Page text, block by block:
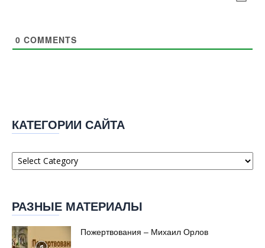
0 COMMENTS
КАТЕГОРИИ САЙТА
Категории
сайта
РАЗНЫЕ МАТЕРИАЛЫ
Пожертвования – Михаил Орлов